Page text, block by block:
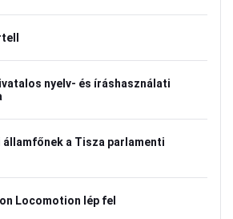
nyelv- és íráshasználati
államfőnek a Tisza parlamenti
Locomotion lép fel